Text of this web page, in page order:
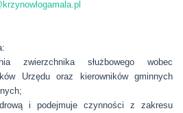
zwierzchnika służbowego wobec
Urzędu oraz kierowników gminnych
i podejmuje czynności z zakresu